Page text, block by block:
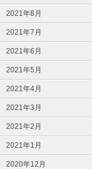
2021年8月
2021年7月
2021年6月
2021年5月
2021年4月
2021年3月
2021年2月
2021年1月
2020年12月